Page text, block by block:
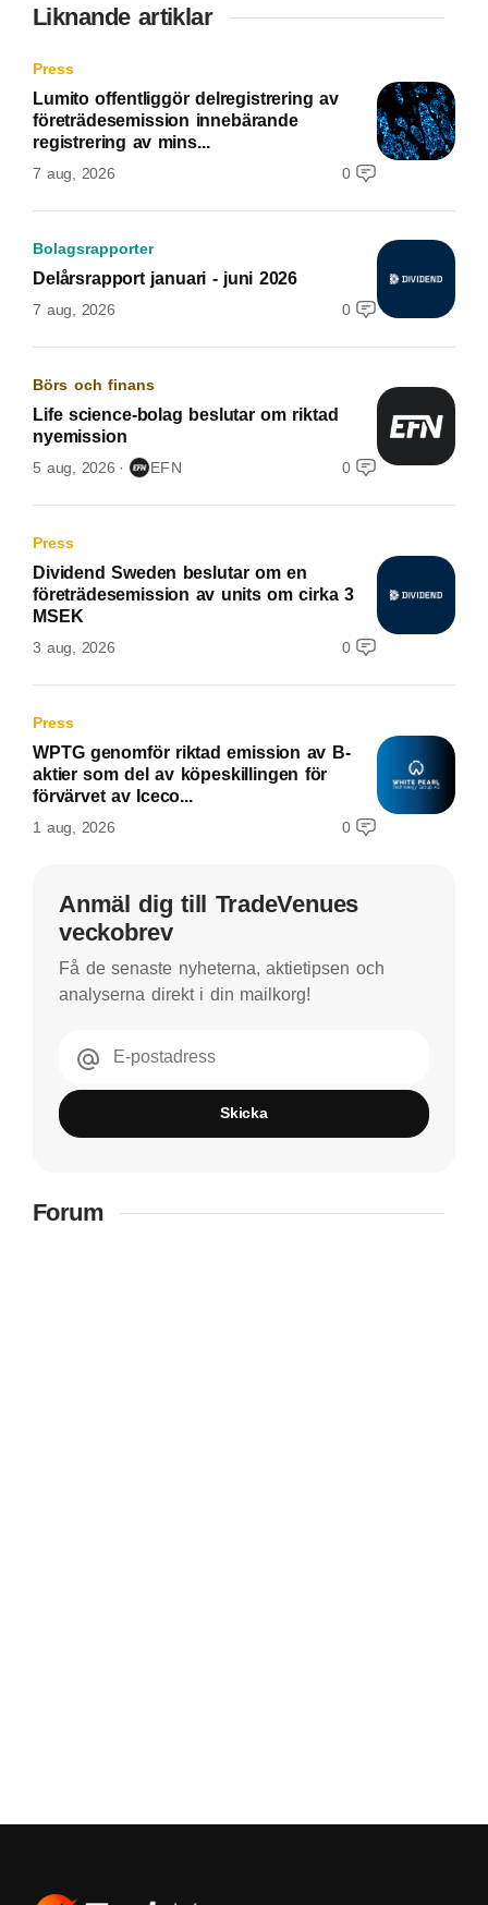
Liknande artiklar
Press
Lumito offentliggör delregistrering av
företrädesemission innebärande
registrering av mins...
7 aug, 2026 0
Bolagsrapporter
Delårsrapport januari - juni 2026
7 aug, 2026 0
Börs och finans
Life science-bolag beslutar om riktad
nyemission
5 aug, 2026 EFN 0
Press
Dividend Sweden beslutar om en
företrädesemission av units om cirka 3
MSEK
3 aug, 2026 0
Press
WPTG genomför riktad emission av B-
aktier som del av köpeskillingen för
förvärvet av Iceco...
1 aug, 2026 0
Anmäl dig till TradeVenues
veckobrev
Få de senaste nyheterna, aktietipsen och
analyserna direkt i din mailkorg!
E-postadress
Skicka
Forum